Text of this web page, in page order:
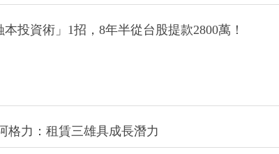
格力：租賃三雄具成長潛力
念股，洞察碳交易背後新商機